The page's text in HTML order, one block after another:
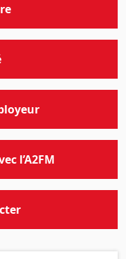
l’A2FM